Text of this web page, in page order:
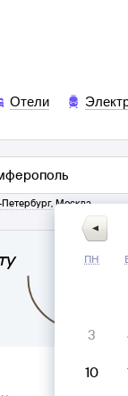
Отели
, Москва
ПН
3
10